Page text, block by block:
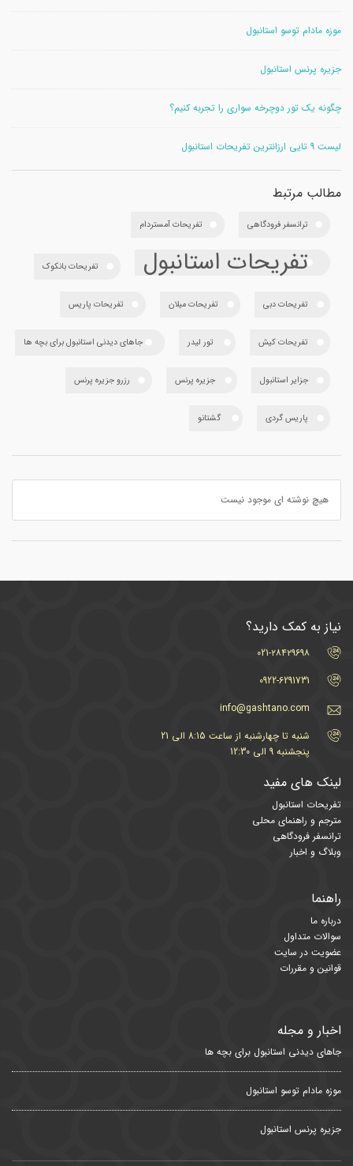
موزه مادام توسو استانبول
جزیره پرنس استانبول
چگونه یک تور دوچرخه سواری را تجربه کنیم؟
لیست 9 تایی ارزانترین تفریحات استانبول
مطالب مرتبط
ترانسفر فرودگاهی تفریحات آمستردام
تفریحات استانبول تفریحات بانکوک
تفریحات دبی تفریحات میلان تفریحات پاریس
تفریحات کیش تور لیدر جاهای دیدنی استانبول برای بچه ها
جزایر استانبول جزیره پرنس رزرو جزیره پرنس
پاریس گردی گشتانو
هیچ نوشته ای موجود نیست
نیاز به کمک دارید؟
021-۲۸۴۲۹۶۹۸
0922-6291731
info@gashtano.com
شنبه تا چهارشنبه از ساعت 8:15 الی 21
پنجشنبه 9 الی 12:30
لینک های مفید
تفریحات استانبول
مترجم و راهنمای محلی
ترانسفر فرودگاهی
وبلاگ و اخبار
راهنما
درباره ما
سوالات متداول
عضویت در سایت
قوانین و مقررات
اخبار و مجله
جاهای دیدنی استانبول برای بچه ها
موزه مادام توسو استانبول
جزیره پرنس استانبول